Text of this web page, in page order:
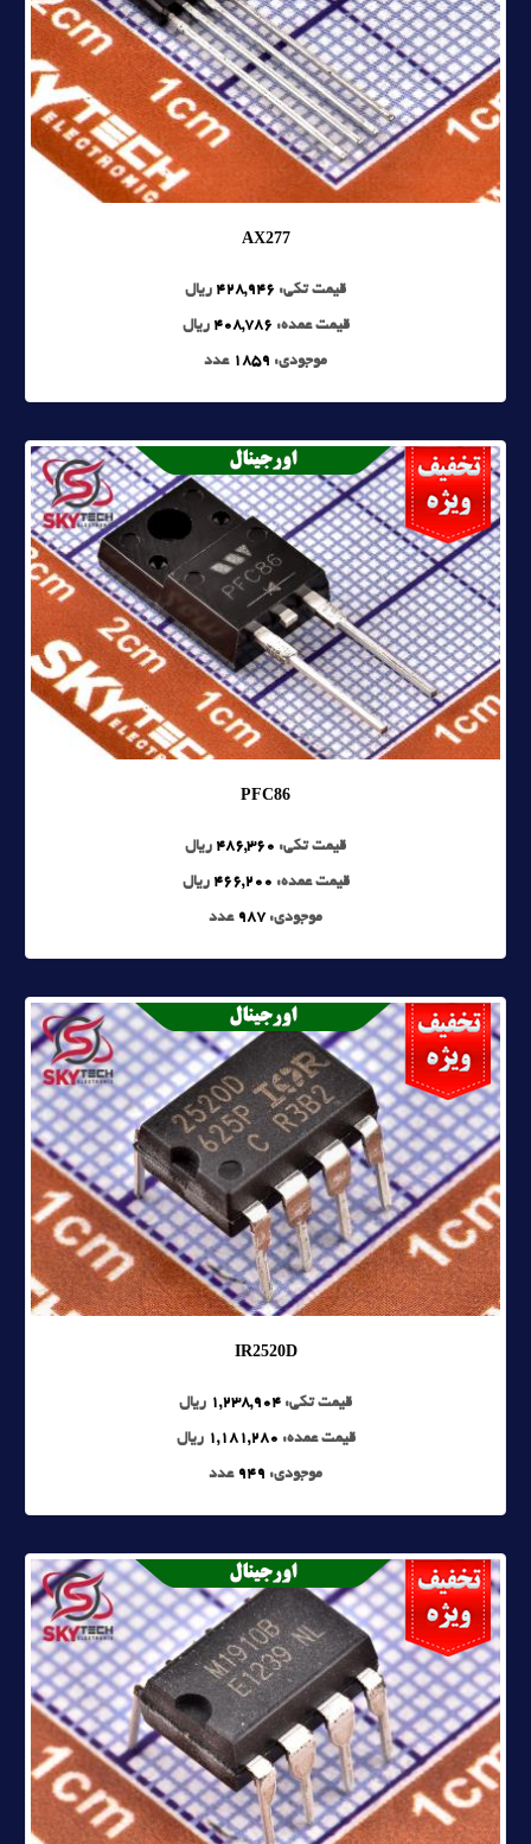
AX277
قیمت تکی: 428,946 ریال
قیمت عمده:408,786 ریال
موجودی: 1859 عدد
PFC86
قیمت تکی: 486,360 ریال
قیمت عمده: 466,200 ریال
موجودی: 987 عدد
IR2520D
قیمت تکی: 1,238,904 ریال
قیمت عمده: 1,181,280 ریال
موجودی: 949 عدد